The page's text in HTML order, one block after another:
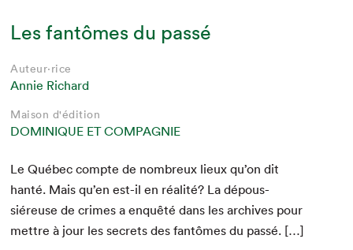
Les fantômes du passé
Auteur·rice
Annie Richard
Maison d'édition
DOMINIQUE ET COMPAGNIE
Le Québec compte de nom­breux lieux qu’on dit
han­té. Mais qu’en est-il en réal­ité? La dépous­
siéreuse de crimes a enquêté dans les archives pour
met­tre à jour les secrets des fan­tômes du passé. […]